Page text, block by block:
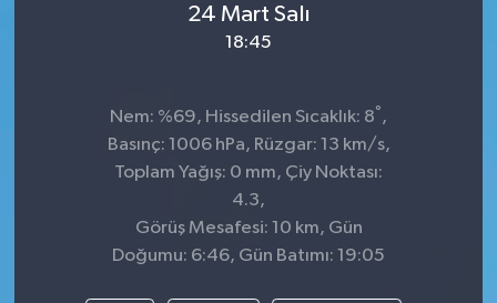
24 Mart Salı
18:45
Nem: %69, Hissedilen Sıcaklık: 8° ,
Basınç: 1006 hPa, Rüzgar: 13 km/s,
Toplam Yağış: 0 mm, Çiy Noktası:
4.3,
Görüş Mesafesi: 10 km, Gün
Doğumu: 6:46, Gün Batımı: 19:05